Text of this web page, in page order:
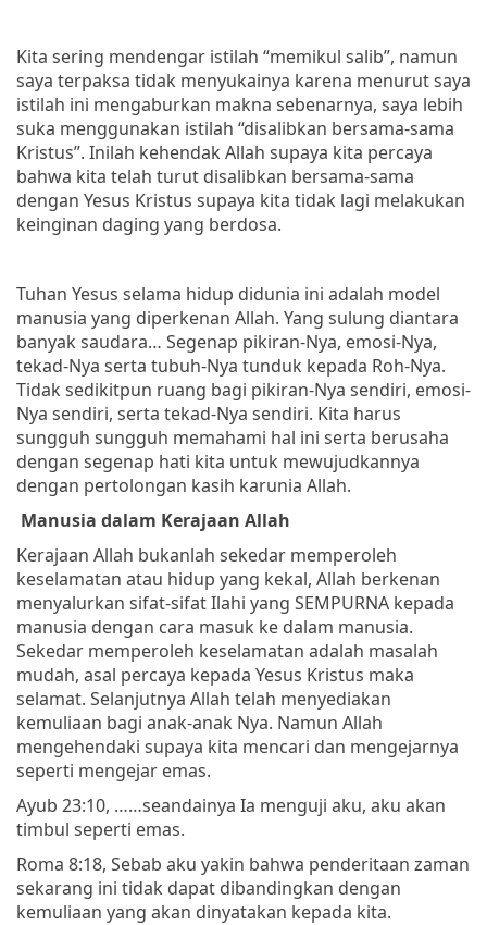
Kita sering mendengar istilah “memikul salib”, namun
saya terpaksa tidak menyukainya karena menurut saya
istilah ini mengaburkan makna sebenarnya, saya lebih
suka menggunakan istilah “disalibkan bersama-sama
Kristus”. Inilah kehendak Allah supaya kita percaya
bahwa kita telah turut disalibkan bersama-sama
dengan Yesus Kristus supaya kita tidak lagi melakukan
keinginan daging yang berdosa.
Tuhan Yesus selama hidup didunia ini adalah model
manusia yang diperkenan Allah. Yang sulung diantara
banyak saudara… Segenap pikiran-Nya, emosi-Nya,
tekad-Nya serta tubuh-Nya tunduk kepada Roh-Nya.
Tidak sedikitpun ruang bagi pikiran-Nya sendiri, emosi-
Nya sendiri, serta tekad-Nya sendiri. Kita harus
sungguh sungguh memahami hal ini serta berusaha
dengan segenap hati kita untuk mewujudkannya
dengan pertolongan kasih karunia Allah.
Manusia dalam Kerajaan Allah
Kerajaan Allah bukanlah sekedar memperoleh
keselamatan atau hidup yang kekal, Allah berkenan
menyalurkan sifat-sifat Ilahi yang SEMPURNA kepada
manusia dengan cara masuk ke dalam manusia.
Sekedar memperoleh keselamatan adalah masalah
mudah, asal percaya kepada Yesus Kristus maka
selamat. Selanjutnya Allah telah menyediakan
kemuliaan bagi anak-anak Nya. Namun Allah
mengehendaki supaya kita mencari dan mengejarnya
seperti mengejar emas.
Ayub 23:10, ……seandainya Ia menguji aku, aku akan
timbul seperti emas.
Roma 8:18, Sebab aku yakin bahwa penderitaan zaman
sekarang ini tidak dapat dibandingkan dengan
kemuliaan yang akan dinyatakan kepada kita.